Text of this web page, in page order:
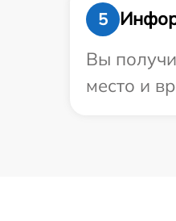
5
Вы
место и